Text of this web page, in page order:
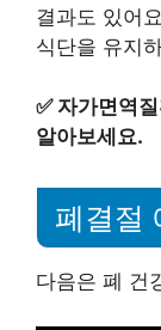
결과도 있어
식단을 유지
✅ 자가면역
알아보세요.
폐결절
다음은 폐 건